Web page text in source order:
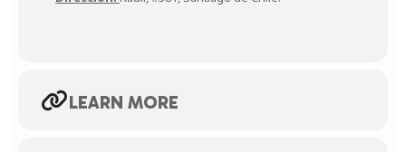
LEARN MORE